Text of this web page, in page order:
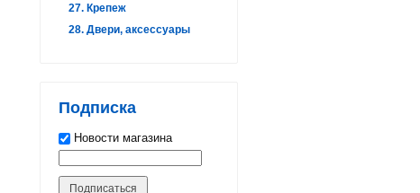
27. Крепеж
28. Двери, аксессуары
Подписка
Новости магазина